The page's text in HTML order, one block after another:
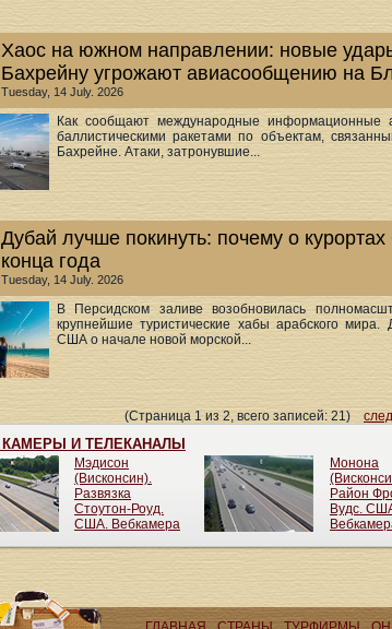
Хаос на южном направлении: новые
Бахрейну угрожают авиасообщению на
Tuesday, 14 July. 2026
Как сообщают международные информационные
баллистическими ракетами по объектам,
Бахрейне. Атаки, затронувшие...
Дубай лучше покинуть: почему о
конца года
Tuesday, 14 July. 2026
В Персидском заливе возобновилась
крупнейшие туристические хабы арабского
США о начале новой морской...
(Страница 1 из 2, всего записей: 21)